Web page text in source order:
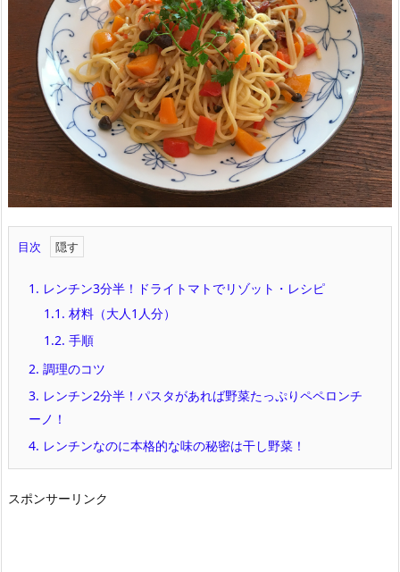
目次
1. レンチン3分半！ドライトマトでリゾット・レシピ
1.1. 材料（大人1人分）
1.2. 手順
2. 調理のコツ
3. レンチン2分半！パスタがあれば野菜たっぷりペペロンチ
ーノ！
4. レンチンなのに本格的な味の秘密は干し野菜！
スポンサーリンク